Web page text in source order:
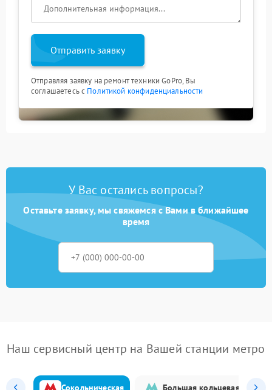
Отправить заявку
Отправляя заявку на ремонт техники GoPro, Вы
соглашаетесь с Политикой конфиденциальности
У Вас остались вопросы?
Оставьте заявку, мы свяжемся с Вами в ближайшее
время
Наш сервисный центр на Вашей станции метро
Сокольническая Большая кольцевая